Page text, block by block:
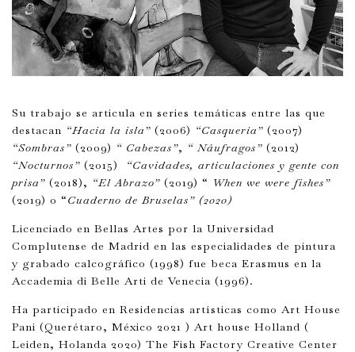
Su trabajo se articula en series temáticas entre las que
destacan “Hacia la isla” (2006) “Casquería” (2007)
“Sombras” (2009) “ Cabezas”, “ Náufragos” (2012)
“Nocturnos” (2015)
“Cavidades, articulaciones y gente con
prisa” (2018), “El Abrazo” (2019) “ When we were fishes”
(2019) o “Cuaderno de Bruselas” (2020)
Licenciado en Bellas Artes por la Universidad
Complutense de Madrid en las especialidades de pintura
y grabado calcográfico (1998) fue beca Erasmus en la
Accademia di Belle Arti de Venecia (1996).
Ha participado en Residencias artísticas como Art House
Pani (Querétaro, México 2021 ) Art house Holland (
Leiden, Holanda 2020) The Fish Factory Creative Center